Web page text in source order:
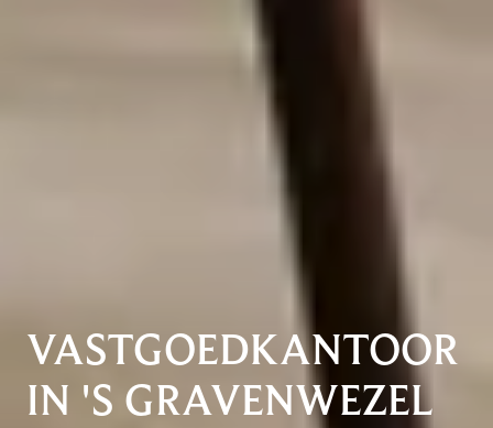
VASTGOEDKANTOOR
IN 'S GRAVENWEZEL